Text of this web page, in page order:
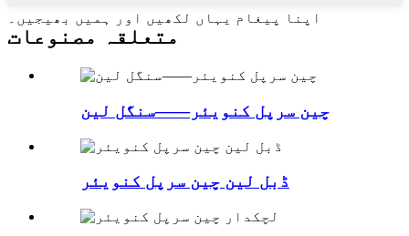
اپنا پیغام یہاں لکھیں اور ہمیں بھیجیں۔
متعلقہ مصنوعات
چین سرپل کنویئر——سنگل لین
ڈبل لین چین سرپل کنویئر